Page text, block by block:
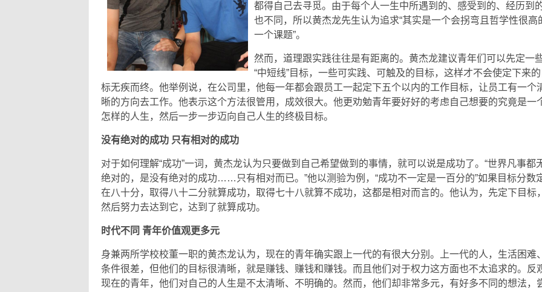
都得自己去寻觅。由于每个人一生中所遇到的、感受到的、经历到
也不同，所以黄杰龙先生认为追求“其实是一个会拐弯且哲学性很高
一个课题”。
然而，道理跟实践往往是有距离的。黄杰龙建议青年们可以先定一
“中短线”目标，一些可实践、可触及的目标，这样才不会使定下来的
标无疾而终。他举例说，在公司里，他每一年都会跟员工一起定下五个以内的工作目标，让员工有一个
晰的方向去工作。他表示这个方法很管用，成效很大。他更劝勉青年要好好的考虑自己想要的究竟是一
怎样的人生，然后一步一步迈向自己人生的终极目标。
没有绝对的成功 只有相对的成功
对于如何理解“成功”一词，黄杰龙认为只要做到自己希望做到的事情，就可以说是成功了。“世界凡事都
绝对的，是没有绝对的成功……只有相对而已。”他以测验为例，“成功不一定是一百分的”如果目标分数
在八十分，取得八十二分就算成功，取得七十八就算不成功，这都是相对而言的。他认为，先定下目标，
然后努力去达到它，达到了就算成功。
时代不同 青年价值观更多元
身兼两所学校校董一职的黄杰龙认为，现在的青年确实跟上一代的有很大分别。上一代的人，生活困难、
条件很差，但他们的目标很清晰，就是赚钱、赚钱和赚钱。而且他们对于权力这方面也不太追求的。反
现在的青年，他们对自己的人生是不太清晰、不明确的。然而，他们却非常多元，有好多不同的想法，